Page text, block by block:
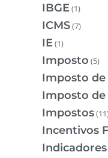
IBGE(1)
ICMS(7)
IE(1)
Imposto (5)
Imposto de
Imposto de
Impostos
Incentivos